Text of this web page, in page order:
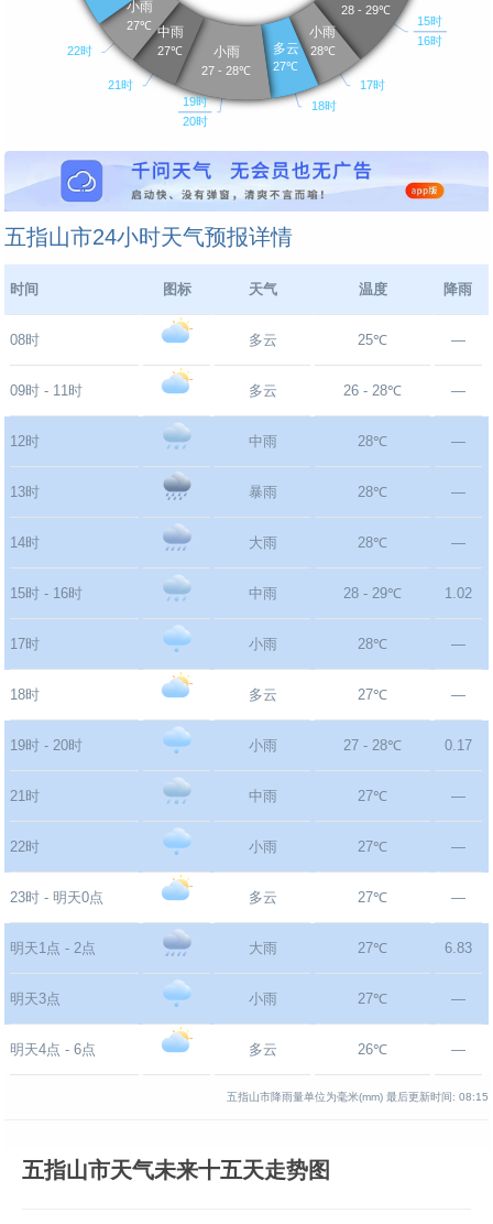
五指山市24小时天气预报详情
时间 图标 天气 温度 降雨
08时 多云 25℃ —
09时 - 11时 多云 26 - 28℃ —
12时 中雨 28℃ —
13时 暴雨 28℃ —
14时 大雨 28℃ —
15时 - 16时 中雨 28 - 29℃ 1.02
17时 小雨 28℃ —
18时 多云 27℃ —
19时 - 20时 小雨 27 - 28℃ 0.17
21时 中雨 27℃ —
22时 小雨 27℃ —
23时 - 明天0点 多云 27℃ —
明天1点 - 2点 大雨 27℃ 6.83
明天3点 小雨 27℃ —
明天4点 - 6点 多云 26℃ —
五指山市降雨量单位为毫米(mm) 最后更新时间: 08:15
五指山市天气未来十五天走势图